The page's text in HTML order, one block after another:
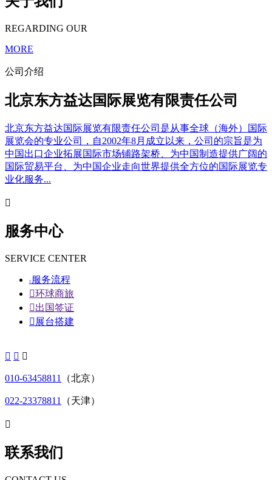
REGARDING OUR
MORE
公司介绍
北京东方益达国际展览有限责任公司
北京东方益达国际展览有限责任公司是从事全球（海外）国际
展览会的专业公司，自2002年8月成立以来，公司的宗旨是为
中国出口企业拓展国际市场铺路架桥、为中国制造提供广阔的
国际贸易平台、为中国企业走向世界提供全方位的国际展览专
业化服务...

服务中心
SERVICE CENTER
 服务流程
环球商旅
出国签证
 展台搭建
  
010-63458811 （北京）
022-23378811 （天津）

联系我们